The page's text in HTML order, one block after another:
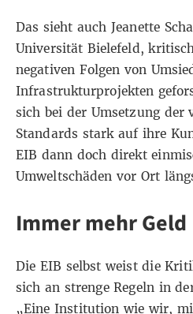
Das sieht auch Jeanette
Universität Bielefeld,
negativen Folgen von
Infrastrukturprojekten
sich bei der Umsetzung der
Standards stark auf ihre
EIB dann doch direkt
Umweltschäden vor Ort
Immer mehr Geld
Die EIB selbst weist die
sich an strenge Regeln in
„Eine Institution wie wir,